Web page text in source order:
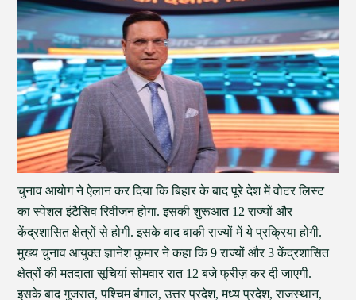
चुनाव आयोग ने ऐलान कर दिया कि बिहार के बाद पूरे देश में वोटर लिस्ट
का स्पेशल इंटैसिव रिवीजन होगा. इसकी शुरूआत 12 राज्यों और
केंद्रशासित क्षेत्रों से होगी. इसके बाद बाकी राज्यों में ये प्रक्रिया होगी.
मुख्य चुनाव आयुक्त ज्ञानेश कुमार ने कहा कि 9 राज्यों और 3 केंद्रशासित
क्षेत्रों की मतदाता सूचियां सोमवार रात 12 बजे फ्रीज़ कर दी जाएगी.
इसके बाद गुजरात, पश्चिम बंगाल, उत्तर प्रदेश, मध्य प्रदेश, राजस्थान,